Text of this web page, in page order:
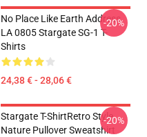
No Place Like Earth Address
LA 0805 Stargate SG-1 T-
Shirts
24,38 € - 28,06 €
-20%
Stargate T-ShirtRetro Style
Nature Pullover Sweatshirt
-20%